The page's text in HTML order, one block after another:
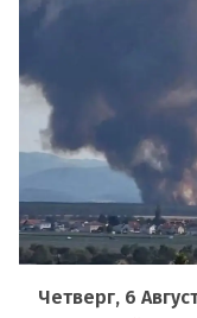
Четверг, 6